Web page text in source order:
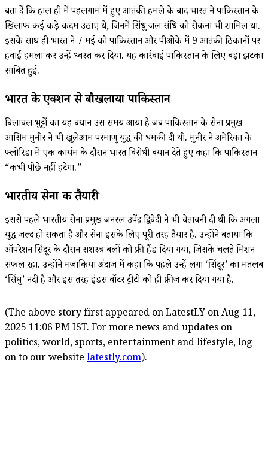
बता दें कि हाल ही में पहलगाम में हुए आतंकी हमले के बाद भारत ने पाकिस्तान के
खिलाफ कई कड़े कदम उठाए थे, जिनमें सिंधु जल संधि को रोकना भी शामिल था.
इसके साथ ही भारत ने 7 मई को पाकिस्तान और पीओके में 9 आतंकी ठिकानों पर
हवाई हमला कर उन्हें ध्वस्त कर दिया. यह कार्रवाई पाकिस्तान के लिए बड़ा झटका
साबित हुई.
भारत के एक्शन से बौखलाया पाकिस्तान
बिलावल भुट्टों का यह बयान उस समय आया है जब पाकिस्तान के सेना प्रमुख
आसिम मुनीर ने भी खुलेआम परमाणु युद्ध की धमकी दी थी. मुनीर ने अमेरिका के
फ्लोरिडा में एक कार्यक्रम के दौरान भारत विरोधी बयान देते हुए कहा कि पाकिस्तान
“कभी पीछे नहीं हटेगा.”
भारतीय सेना की तैयारी
इससे पहले भारतीय सेना प्रमुख जनरल उपेंद्र द्विवेदी ने भी चेतावनी दी थी कि अगला
युद्ध जल्द हो सकता है और सेना इसके लिए पूरी तरह तैयार है. उन्होंने बताया कि
ऑपरेशन सिंदूर के दौरान सशस्त्र बलों को फ्री हैंड दिया गया, जिसके चलते मिशन
सफल रहा. उन्होंने मजाकिया अंदाज में कहा कि पहले उन्हें लगा ‘सिंदूर’ का मतलब
‘सिंधु’ नदी है और इस तरह इंडस वॉटर ट्रीटी को ही फ्रीज कर दिया गया है.
(The above story first appeared on LatestLY on Aug 11,
2025 11:06 PM IST. For more news and updates on
politics, world, sports, entertainment and lifestyle, log
on to our website latestly.com).